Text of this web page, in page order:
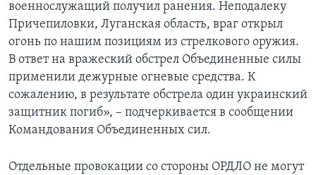
военнослужащий получил ранения. Неподалеку
Причепиловки, Луганская область, враг открыл
огонь по нашим позициям из стрелкового оружия.
В ответ на вражеский обстрел Объединенные силы
применили дежурные огневые средства. К
сожалению, в результате обстрела один украинский
защитник погиб», – подчеркивается в сообщении
Командования Объединенных сил.
Отдельные провокации со стороны ОРДЛО не могут